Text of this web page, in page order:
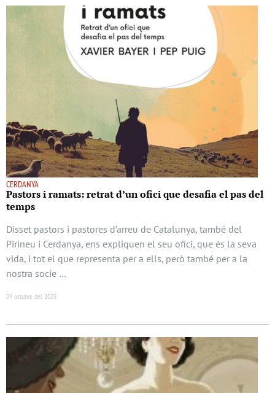
CERDANYA
Pastors i ramats: retrat d’un ofici que desafia el pas del
temps
Disset pastors i pastores d’arreu de Catalunya, també del
Pirineu i Cerdanya, ens expliquen el seu ofici, que és la seva
vida, i tot el que representa per a ells, però també per a la
nostra socie …
29 octubre del 2025